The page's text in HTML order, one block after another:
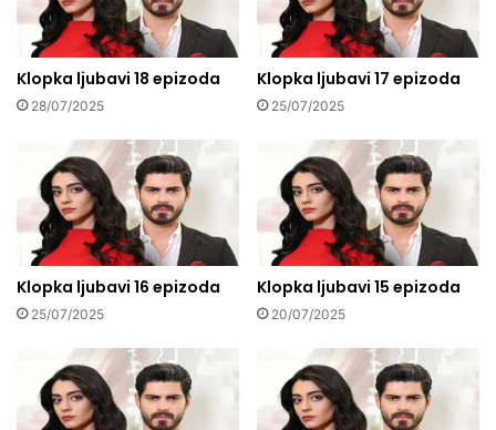
Klopka ljubavi 18 epizoda
28/07/2025
Klopka ljubavi 17 epizoda
25/07/2025
Klopka ljubavi 16 epizoda
25/07/2025
Klopka ljubavi 15 epizoda
20/07/2025